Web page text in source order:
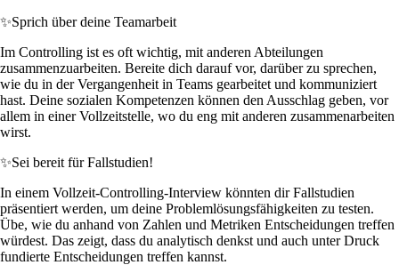
✨Sprich über deine Teamarbeit
Im Controlling ist es oft wichtig, mit anderen Abteilungen
zusammenzuarbeiten. Bereite dich darauf vor, darüber zu sprechen,
wie du in der Vergangenheit in Teams gearbeitet und kommuniziert
hast. Deine sozialen Kompetenzen können den Ausschlag geben, vor
allem in einer Vollzeitstelle, wo du eng mit anderen zusammenarbeiten
wirst.
✨Sei bereit für Fallstudien!
In einem Vollzeit-Controlling-Interview könnten dir Fallstudien
präsentiert werden, um deine Problemlösungsfähigkeiten zu testen.
Übe, wie du anhand von Zahlen und Metriken Entscheidungen treffen
würdest. Das zeigt, dass du analytisch denkst und auch unter Druck
fundierte Entscheidungen treffen kannst.